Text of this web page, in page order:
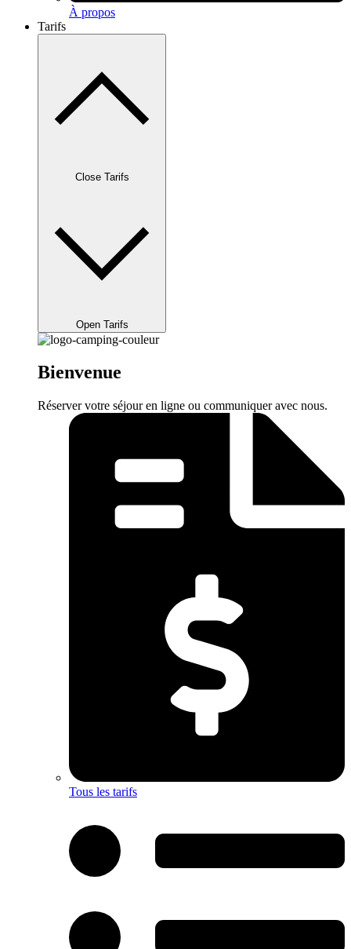
À propos
Tarifs
Close Tarifs
Open Tarifs
Bienvenue
Réserver votre séjour en ligne ou communiquer avec nous.
Tous les tarifs